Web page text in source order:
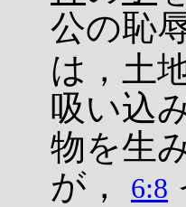
公の恥
は，土
吸い込
物を生
が，
6:8